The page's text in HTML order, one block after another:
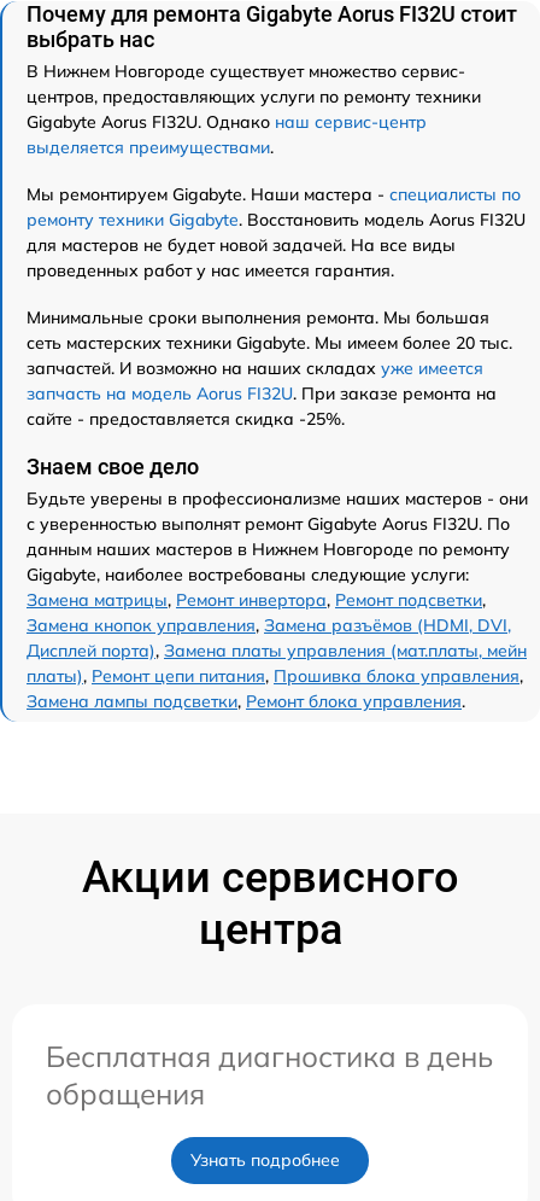
Почему для ремонта Gigabyte Aorus FI32U стоит
выбрать нас
В Нижнем Новгороде существует множество сервис-
центров, предоставляющих услуги по ремонту техники
Gigabyte Aorus FI32U. Однако наш сервис-центр
выделяется преимуществами.
Мы ремонтируем Gigabyte. Наши мастера - специалисты по
ремонту техники Gigabyte. Восстановить модель Aorus FI32U
для мастеров не будет новой задачей. На все виды
проведенных работ у нас имеется гарантия.
Минимальные сроки выполнения ремонта. Мы большая
сеть мастерских техники Gigabyte. Мы имеем более 20 тыс.
запчастей. И возможно на наших складах уже имеется
запчасть на модель Aorus FI32U. При заказе ремонта на
сайте - предоставляется скидка -25%.
Знаем свое дело
Будьте уверены в профессионализме наших мастеров - они
с уверенностью выполнят ремонт Gigabyte Aorus FI32U. По
данным наших мастеров в Нижнем Новгороде по ремонту
Gigabyte, наиболее востребованы следующие услуги:
Замена матрицы, Ремонт инвертора, Ремонт подсветки,
Замена кнопок управления, Замена разъёмов (HDMI, DVI,
Дисплей порта), Замена платы управления (мат.платы, мейн
платы), Ремонт цепи питания, Прошивка блока управления,
Замена лампы подсветки, Ремонт блока управления.
Акции сервисного
центра
Бесплатная диагностика в день
обращения
Узнать подробнее